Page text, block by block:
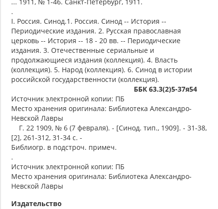
.
I. Россия. Синод.1. Россия. Синод -- История --
Периодические издания. 2. Русская православная
церковь -- История -- 18 - 20 вв. -- Периодические
издания. 3. Отечественные сериальные и
продолжающиеся издания (коллекция). 4. Власть
(коллекция). 5. Народ (коллекция). 6. Синод в истории
российской государственности (коллекция).
ББК 63.3(2)5-37я54
Источник электронной копии: ПБ
Место хранения оригинала: Библиотека Александро-
Невской Лавры
Г. 22 1909, № 6 (7 февраля). - [Синод. тип., 1909]. - 31-38,
[2], 261-312, 31-34 с. -
Библиогр. в подстроч. примеч.
.
Источник электронной копии: ПБ
Место хранения оригинала: Библиотека Александро-
Невской Лавры
Издательство